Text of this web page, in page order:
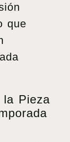
que
la Pieza